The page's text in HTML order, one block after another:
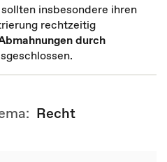
insbesondere ihren
rechtzeitig
durch
Recht